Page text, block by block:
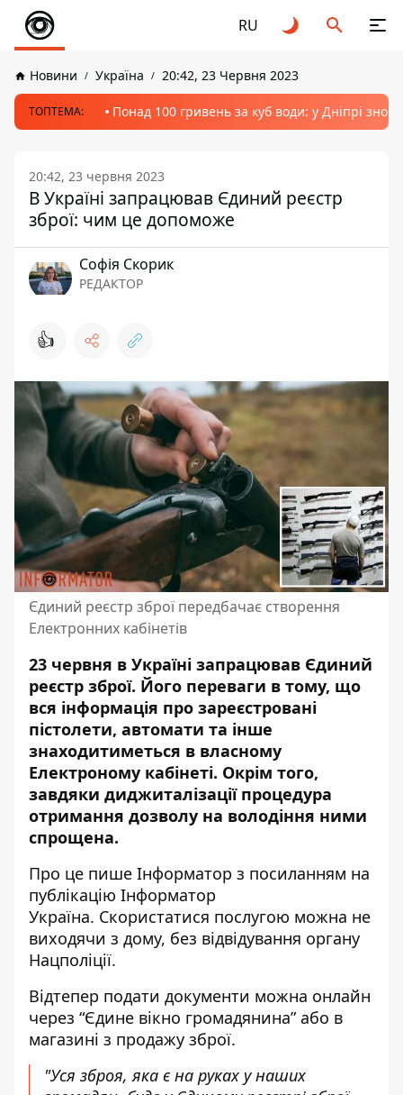
RU
Новини Україна 20:42, 23 Червня 2023
ТОПТЕМА: Понад 100 гривень за куб води: у Дніпрі
20:42, 23 червня 2023
В Україні запрацював Єдиний реєстр
зброї: чим це допоможе
Софія Скорик
РЕДАКТОР
👍
Єдиний реєстр зброї передбачає створення
Електронних кабінетів
23 червня в Україні запрацював Єдиний
реєстр зброї. Його переваги в тому, що
вся інформація про зареєстровані
пістолети, автомати та інше
знаходитиметься в власному
Електроному кабінеті. Окрім того,
завдяки диджиталізації процедура
отримання дозволу на володіння ними
спрощена.
Про це пише Інформатор з посиланням на
публікацію Інформатор
Україна. Скористатися послугою можна не
виходячи з дому, без відвідування органу
Нацполіції.
Відтепер подати документи можна онлайн
через “Єдине вікно громадянина” або в
магазині з продажу зброї.
"Уся зброя, яка є на руках у наших